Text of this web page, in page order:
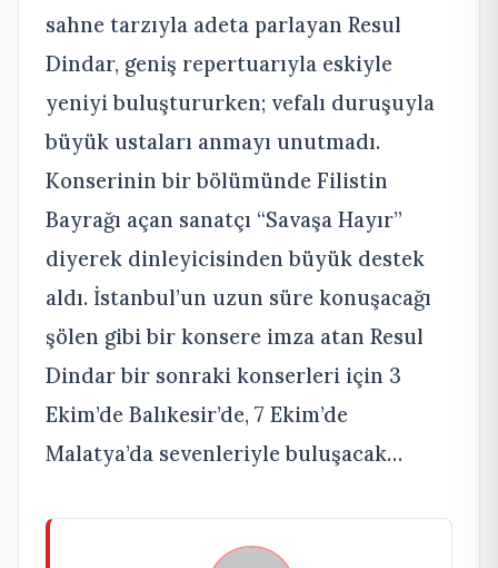
sahne tarzıyla adeta parlayan Resul
Dindar, geniş repertuarıyla eskiyle
yeniyi buluştururken; vefalı duruşuyla
büyük ustaları anmayı unutmadı.
Konserinin bir bölümünde Filistin
Bayrağı açan sanatçı “Savaşa Hayır”
diyerek dinleyicisinden büyük destek
aldı. İstanbul’un uzun süre konuşacağı
şölen gibi bir konsere imza atan Resul
Dindar bir sonraki konserleri için 3
Ekim’de Balıkesir’de, 7 Ekim’de
Malatya’da sevenleriyle buluşacak…